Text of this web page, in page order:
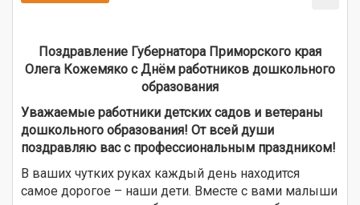
Поздравление Губернатора Приморского края
Олега Кожемяко с Днём работников дошкольного
образования
Уважаемые работники детских садов и ветераны
дошкольного образования! От всей души
поздравляю вас с профессиональным праздником!
В ваших чутких руках каждый день находится
самое дорогое – наши дети. Вместе с вами малыши